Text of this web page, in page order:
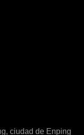
ciudad de Enping